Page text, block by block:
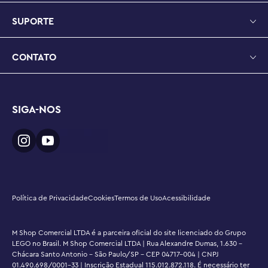
SUPORTE
CONTATO
SIGA-NOS
Política de PrivacidadeCookiesTermos de UsoAcessibilidade
M Shop Comercial LTDA é a parceira oficial do site licenciado do Grupo
LEGO no Brasil. M Shop Comercial LTDA | Rua Alexandre Dumas, 1.630 -
Chácara Santo Antonio - São Paulo/SP - CEP 04717-004 | CNPJ
01.490.698/0001-33 | Inscrição Estadual 115.012.872.118. É necessário ter